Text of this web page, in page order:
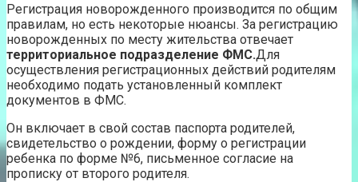
Регистрация новорожденного производится по общим
правилам, но есть некоторые нюансы. За регистрацию
новорожденных по месту жительства отвечает
территориальное подразделение ФМС.Для
осуществления регистрационных действий родителям
необходимо подать установленный комплект
документов в ФМС.
Он включает в свой состав паспорта родителей,
свидетельство о рождении, форму о регистрации
ребенка по форме №6, письменное согласие на
прописку от второго родителя.